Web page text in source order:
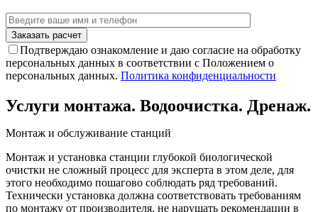
Подтверждаю ознакомление и даю согласие на обработку
персональных данных в соответствии с Положением о
персональных данных. Политика конфиденциальности
Услуги монтажа. Водоочистка. Дренаж.
Монтаж и обслуживание станций
Монтаж и установка станции глубокой биологической
очистки не сложный процесс для эксперта в этом деле, для
этого необходимо пошагово соблюдать ряд требований.
Технически установка должна соответствовать требованиям
по монтажу от производителя, не нарушать рекомендации в